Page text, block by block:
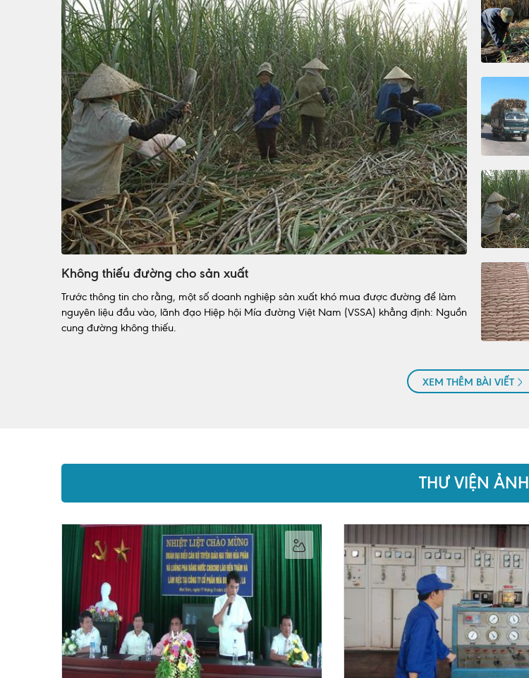
Không thiếu đường cho sản xuất
Trước thông tin cho rằng, một số doanh nghiệp sản xuất khó mua được đường để làm
nguyên liệu đầu vào, lãnh đạo Hiệp hội Mía đường Việt Nam (VSSA) khẳng định: Nguồn
cung đường không thiếu.
XEM THÊM BÀI VIẾT
THƯ VIỆN ẢNH